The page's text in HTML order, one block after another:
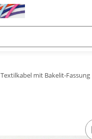
Textilkabel mit Bakelit-Fassung